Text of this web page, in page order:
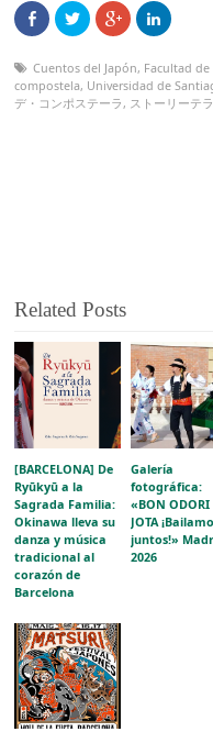
Cuentos del Japón, Facultad
compostela, Universidad de
デ・コンポステーラ , ストーリーテ
Related Posts
[BARCELONA] De
Ryūkyū a la
Sagrada Familia:
Okinawa lleva su
danza y música
tradicional al
corazón de
Barcelona
Galería
fotográfica:
«BON ODORI
JOTA
juntos!»
2026